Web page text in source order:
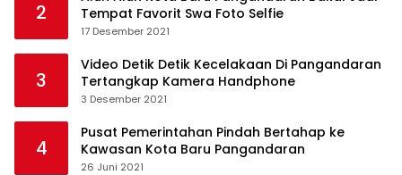
2
Tempat Favorit Swa Foto Selfie
17 Desember 2021
3
Video Detik Detik Kecelakaan Di Pangandaran
Tertangkap Kamera Handphone
3 Desember 2021
4
Pusat Pemerintahan Pindah Bertahap ke
Kawasan Kota Baru Pangandaran
26 Juni 2021